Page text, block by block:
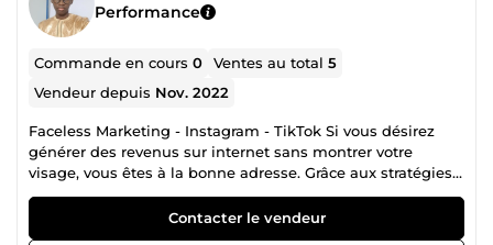
Performance
Commande en cours0 Ventes au total5
Vendeur depuis Nov. 2022
Faceless Marketing - Instagram - TikTok Si vous désirez
générer des revenus sur internet sans montrer votre
visage, vous êtes à la bonne adresse. Grâce aux stratégies
éprouvées que je partagerai avec vous dans mes guides,
vous aurez le nécessaire pour bâtir votre empire sur
internet. Grâce à ces stratégies j'ai pu faire beaucoup de
Contacter le vendeur